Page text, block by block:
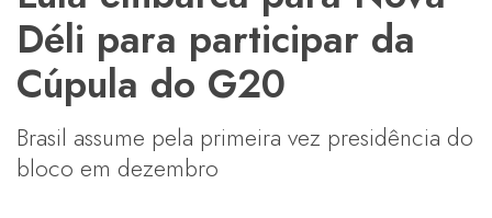
Déli para participar da
Cúpula do G20
Brasil assume pela primeira vez presidência do
bloco em dezembro